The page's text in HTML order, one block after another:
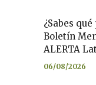
¿Sabes
Boletín
ALERTA
06/08/2026